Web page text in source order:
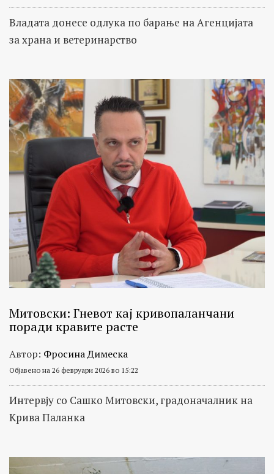
Владата донесе одлука по барање на Агенцијата
за храна и ветеринарство
Митовски: Гневот кај кривопаланчани
поради кравите расте
Автор: Фросина Димеска
Објавено на 26 февруари 2026 во 15:22
Интервју со Сашко Митовски, градоначалник на
Крива Паланка